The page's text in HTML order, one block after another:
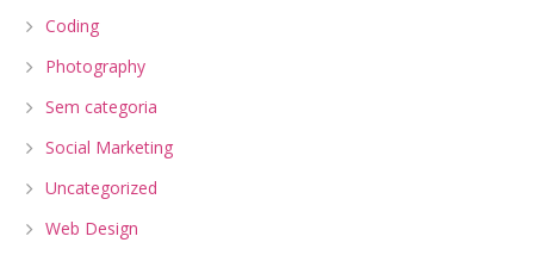
Coding
Photography
Sem categoria
Social Marketing
Uncategorized
Web Design